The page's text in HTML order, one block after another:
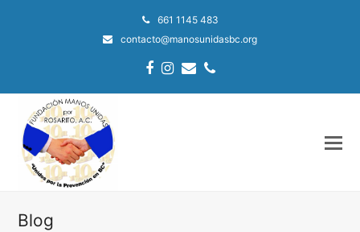
661 1145 483
contacto@manosunidasbc.org
Facebook
Instagram
EmailPhone
Blog